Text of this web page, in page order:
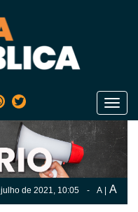
julho de 2021, 10:05 - A A